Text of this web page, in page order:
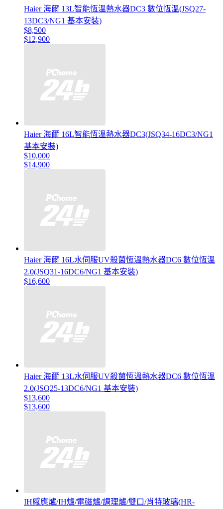
Haier 海爾 13L智能恆溫熱水器DC3 數位恆溫(JSQ27-
13DC3/NG1 基本安裝)
$8,500
$12,900
Haier 海爾 16L智能恆溫熱水器DC3(JSQ34-16DC3/NG1
基本安裝)
$10,000
$14,900
Haier 海爾 16L水伺服UV殺菌恆溫熱水器DC6 數位恆溫
2.0(JSQ31-16DC6/NG1 基本安裝)
$16,600
Haier 海爾 13L水伺服UV殺菌恆溫熱水器DC6 數位恆溫
2.0(JSQ25-13DC6/NG1 基本安裝)
$13,600
$13,600
IH感應爐/IH爐/電磁爐/調理爐/雙口/肖特玻璃(HR-